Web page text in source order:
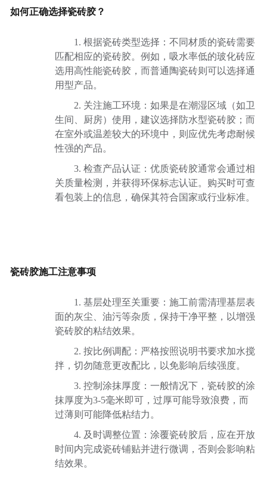
如何正确选择瓷砖胶？
1. 根据瓷砖类型选择：不同材质的瓷砖需要
匹配相应的瓷砖胶。例如，吸水率低的玻化砖应
选用高性能瓷砖胶，而普通陶瓷砖则可以选择通
用型产品。
2. 关注施工环境：如果是在潮湿区域（如卫
生间、厨房）使用，建议选择防水型瓷砖胶；而
在室外或温差较大的环境中，则应优先考虑耐候
性强的产品。
3. 检查产品认证：优质瓷砖胶通常会通过相
关质量检测，并获得环保标志认证。购买时可查
看包装上的信息，确保其符合国家或行业标准。
瓷砖胶施工注意事项
1. 基层处理至关重要：施工前需清理基层表
面的灰尘、油污等杂质，保持干净平整，以增强
瓷砖胶的粘结效果。
2. 按比例调配：严格按照说明书要求加水搅
拌，切勿随意更改配比，以免影响后续强度。
3. 控制涂抹厚度：一般情况下，瓷砖胶的涂
抹厚度为3-5毫米即可，过厚可能导致浪费，而
过薄则可能降低粘结力。
4. 及时调整位置：涂覆瓷砖胶后，应在开放
时间内完成瓷砖铺贴并进行微调，否则会影响粘
结效果。